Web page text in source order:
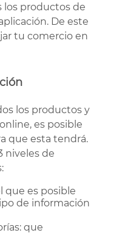
los productos de
De este
tu comercio en
los productos y
es posible
que esta tendrá.
niveles de
que es posible
de información
que